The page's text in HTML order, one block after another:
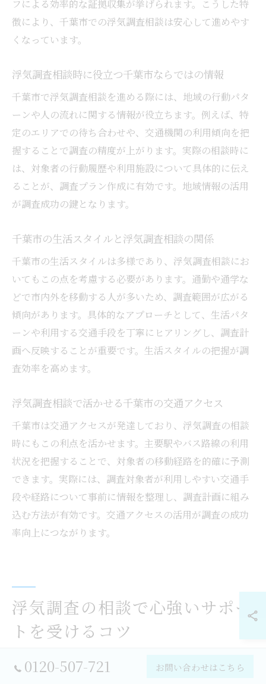
フによる効率的な証拠収集が挙げられます。こうした特
徴により、千葉市での浮気調査相談は安心して進めやす
くなっています。
浮気調査相談時に役立つ千葉市ならではの情報
千葉市で浮気調査相談を進める際には、地域の行動パタ
ーンや人の流れに関する情報が役立ちます。例えば、特
定のエリアでの待ち合わせや、交通機関の利用傾向を把
握することで調査の精度が上がります。実際の相談時に
は、対象者の行動履歴や利用施設について具体的に伝え
ることが、調査プラン作成に有効です。地域情報の活用
が調査成功の鍵となります。
千葉市の生活スタイルと浮気調査相談の関係
千葉市の生活スタイルは多様であり、浮気調査相談にお
いてもこの点を考慮する必要があります。通勤や通学な
どで市内外を移動する人が多いため、調査範囲が広がる
傾向があります。具体的なアプローチとして、生活パタ
ーンや利用する交通手段を丁寧にヒアリングし、調査計
画へ反映することが重要です。生活スタイルの把握が調
査効率を高めます。
浮気調査相談で活かせる千葉市の交通アクセス
千葉市は交通アクセスが発達しており、浮気調査の相談
時にもこの利点を活かせます。主要駅やバス路線の利用
状況を把握することで、対象者の移動経路を的確に予測
できます。実際には、調査対象者が利用しやすい交通手
段や経路について事前に情報を整理し、調査計画に組み
込む方法が有効です。交通アクセスの活用が調査の成功
率向上につながります。
浮気調査の相談で心強いサポー
トを受けるコツ
浮気調査相談で得られる千葉市のサポート活用法
0120-507-721 お問い合わせはこちら